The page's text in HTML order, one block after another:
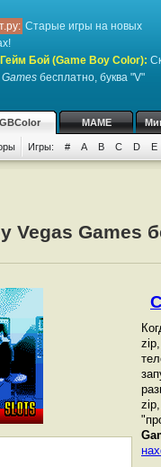
Старые игры на новых
Бой (Game Boy Color):
бесплатно, буква "V"
GBColor MAME
Игры: # A B C D E
Vegas Games